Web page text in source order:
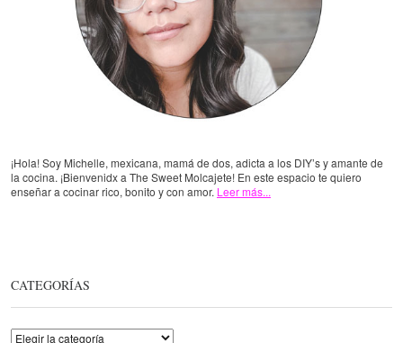
¡Hola! Soy Michelle, mexicana, mamá de dos, adicta a los DIY’s y amante de
la cocina. ¡Bienvenidx a The Sweet Molcajete! En este espacio te quiero
enseñar a cocinar rico, bonito y con amor. Leer más...
CATEGORÍAS
Categorías